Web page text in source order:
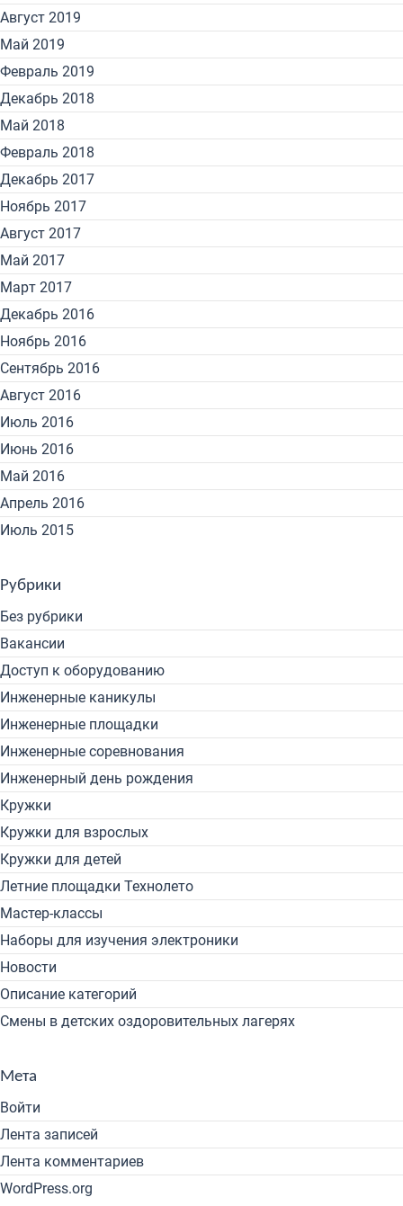
Август 2019
Май 2019
Февраль 2019
Декабрь 2018
Май 2018
Февраль 2018
Декабрь 2017
Ноябрь 2017
Август 2017
Май 2017
Март 2017
Декабрь 2016
Ноябрь 2016
Сентябрь 2016
Август 2016
Июль 2016
Июнь 2016
Май 2016
Апрель 2016
Июль 2015
Рубрики
Без рубрики
Вакансии
Доступ к оборудованию
Инженерные каникулы
Инженерные площадки
Инженерные соревнования
Инженерный день рождения
Кружки
Кружки для взрослых
Кружки для детей
Летние площадки Технолето
Мастер-классы
Наборы для изучения электроники
Новости
Описание категорий
Смены в детских оздоровительных лагерях
Мета
Войти
Лента записей
Лента комментариев
WordPress.org